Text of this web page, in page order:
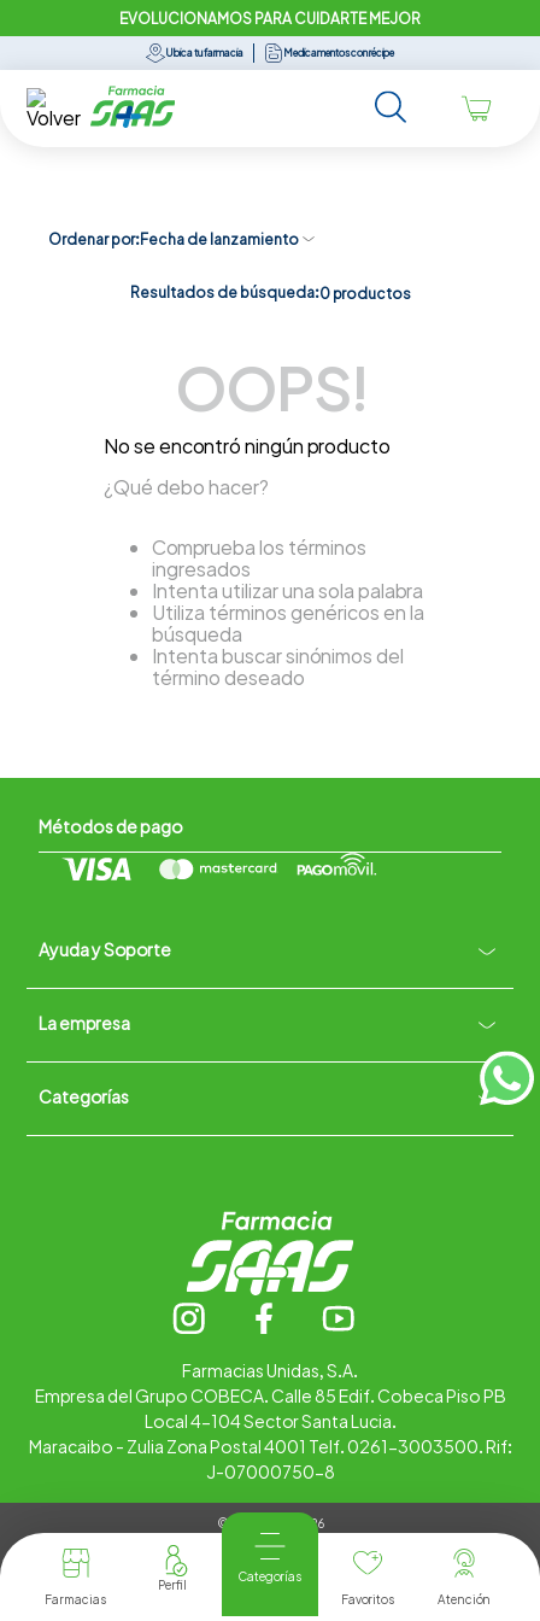
EVOLUCIONAMOS PARA CUIDARTE MEJOR
Ubica tu farmacia Medicamentos con récipe
Farmacias
Categorías
Favoritos
Atención
Ordenar por Fecha de lanzamiento
Resultados de búsqueda:0 productos
OOPS!
No se encontró ningún producto
¿Qué debo hacer?
Comprueba los términos
ingresados
Intenta utilizar una sola palabra
Utiliza términos genéricos en la
búsqueda
Intenta buscar sinónimos del
término deseado
Métodos de pago
Ayuda y Soporte +
Contacto vía WhatsApp
Términos y condiciones
La empresa +
Quiénes somos
Trabaja con nosotros
Categorías +
Farmacias Unidas, S.A.
Empresa del Grupo COBECA. Calle 85 Edif. Cobeca Piso PB
Local 4-104 Sector Santa Lucia.
Maracaibo - Zulia Zona Postal 4001 Telf. 0261-3003500. Rif:
J-07000750-8
© Copyright 2026
Tienda Virtual desarrollada por
Tecnología